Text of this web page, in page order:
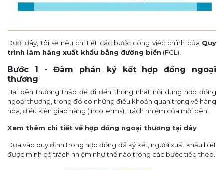
Dưới đây, tôi sẽ nêu chi tiết các bước công việc chính của Quy
trình làm hàng xuất khẩu bằng đường biển (FCL).
Bước 1 - Đàm phán ký kết hợp đồng ngoại
thương
Hai bên thương thảo để đi đến thống nhất nội dung hợp đồng
ngoại thương, trong đó có những điều khoản quan trọng về hàng
hóa, điều kiện giao hàng (Incoterms), trách nhiệm của mỗi bên.
Xem thêm chi tiết về hợp đồng ngoại thương tại đây
Dựa vào quy định trong hợp đồng đã ký kết, người xuất khẩu biết
được mình có trách nhiệm như thế nào trong các bước tiếp theo.